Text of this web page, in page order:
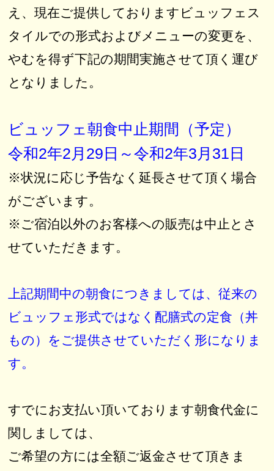
え、現在ご提供しておりますビュッフェス
タイルでの形式およびメニューの変更を、
やむを得ず下記の期間実施させて頂く運び
となりました。
ビュッフェ朝食中止期間（予定）
令和2年2月29日～令和2年3月31日
※状況に応じ予告なく延長させて頂く場合
がございます。
※ご宿泊以外のお客様への販売は中止とさ
せていただきます。
上記期間中の朝食につきましては、従来の
ビュッフェ形式ではなく配膳式の定食（丼
もの）をご提供させていただく形になりま
す。
すでにお支払い頂いております朝食代金に
関しましては、
ご希望の方には全額ご返金させて頂きま